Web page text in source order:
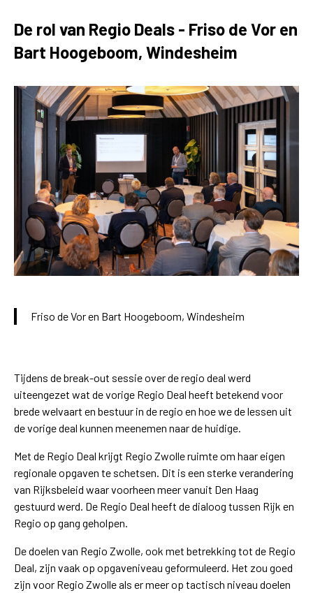
De rol van Regio Deals - Friso de Vor en
Bart Hoogeboom, Windesheim
Friso de Vor en Bart Hoogeboom, Windesheim
Tijdens de break-out sessie over de regio deal werd
uiteengezet wat de vorige Regio Deal heeft betekend voor
brede welvaart en bestuur in de regio en hoe we de lessen uit
de vorige deal kunnen meenemen naar de huidige.
Met de Regio Deal krijgt Regio Zwolle ruimte om haar eigen
regionale opgaven te schetsen. Dit is een sterke verandering
van Rijksbeleid waar voorheen meer vanuit Den Haag
gestuurd werd. De Regio Deal heeft de dialoog tussen Rijk en
Regio op gang geholpen.
De doelen van Regio Zwolle, ook met betrekking tot de Regio
Deal, zijn vaak op opgaveniveau geformuleerd. Het zou goed
zijn voor Regio Zwolle als er meer op tactisch niveau doelen